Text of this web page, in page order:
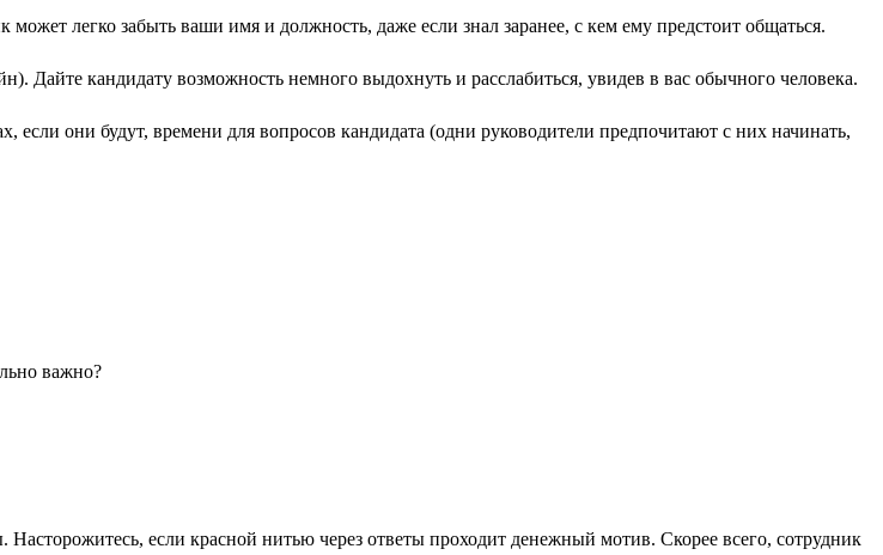
легко забыть ваши имя и должность, даже если знал заранее, с кем ему предстоит общаться.
Дайте кандидату возможность немного выдохнуть и расслабиться, увидев в вас обычного человека.
если они будут, времени для вопросов кандидата (одни руководители предпочитают с них начинать,
важно?
если красной нитью через ответы проходит денежный мотив. Скорее всего, сотрудник